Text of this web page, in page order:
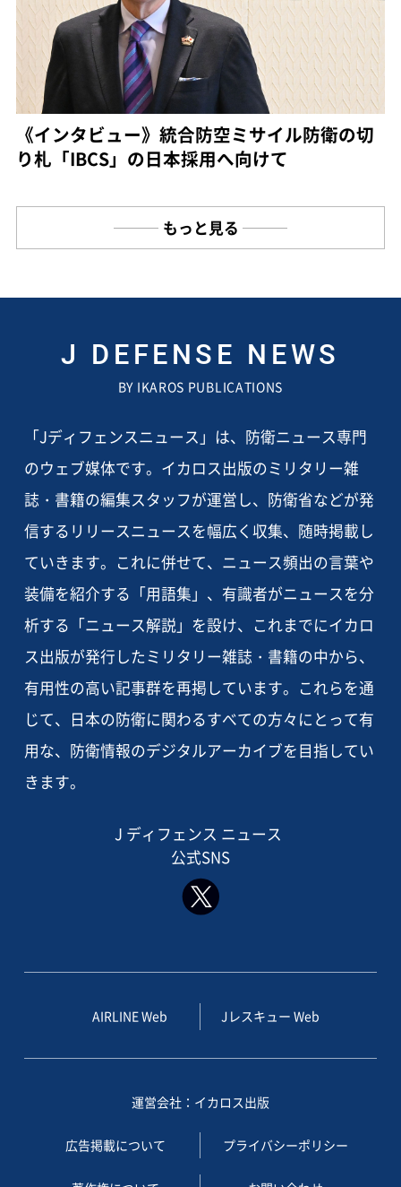
《インタビュー》統合防空ミサイル防衛の切
り札「IBCS」の日本採用へ向けて
もっと見る
J DEFENSE NEWS
BY IKAROS PUBLICATIONS
「Jディフェンスニュース」は、防衛ニュース専門
のウェブ媒体です。イカロス出版のミリタリー雑
誌・書籍の編集スタッフが運営し、防衛省などが発
信するリリースニュースを幅広く収集、随時掲載し
ていきます。これに併せて、ニュース頻出の言葉や
装備を紹介する「用語集」、有識者がニュースを分
析する「ニュース解説」を設け、これまでにイカロ
ス出版が発行したミリタリー雑誌・書籍の中から、
有用性の高い記事群を再掲しています。これらを通
じて、日本の防衛に関わるすべての方々にとって有
用な、防衛情報のデジタルアーカイブを目指してい
きます。
J ディフェンス ニュース
公式SNS
AIRLINE Web Jレスキュー Web
運営会社：イカロス出版
広告掲載について プライバシーポリシー